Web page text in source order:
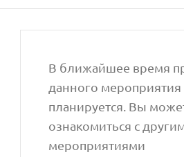
В ближайшее время
данного мероприятия
планируется. Вы
ознакомиться с
мероприятиями